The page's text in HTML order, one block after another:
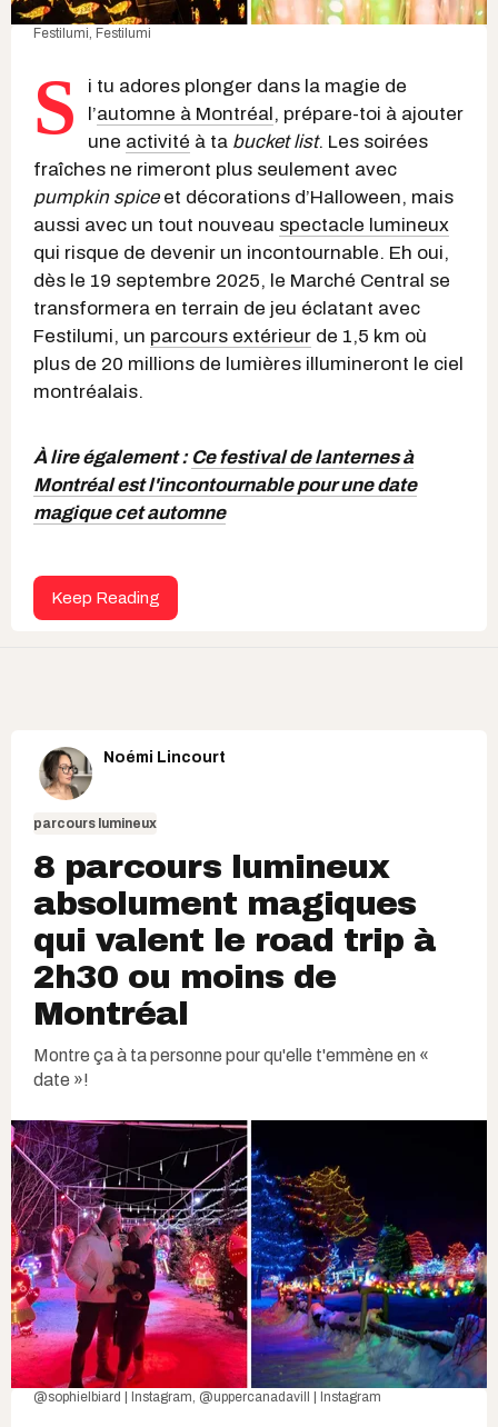
Festilumi, Festilumi
S
i tu adores plonger dans la magie de
l’automne à Montréal , prépare-toi à ajouter
une activité à ta bucket list. Les soirées
fraîches ne rimeront plus seulement avec
pumpkin spice et décorations d’Halloween, mais
aussi avec un tout nouveau spectacle lumineux
qui risque de devenir un incontournable. Eh oui,
dès le 19 septembre 2025, le Marché Central se
transformera en terrain de jeu éclatant avec
Festilumi, un parcours extérieur de 1,5 km où
plus de 20 millions de lumières illumineront le ciel
montréalais.
À lire également : Ce festival de lanternes à
Montréal est l'incontournable pour une date
magique cet automne
Keep Reading
Noémi Lincourt
parcours lumineux
8 parcours lumineux
absolument magiques
qui valent le road trip à
2h30 ou moins de
Montréal
Montre ça à ta personne pour qu'elle t'emmène en «
date »!
@sophielbiard | Instagram, @uppercanadavill | Instagram